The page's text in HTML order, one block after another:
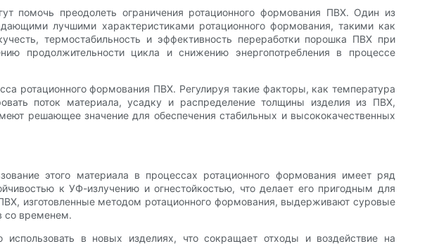
помочь преодолеть ограничения ротационного формования ПВХ. Один из
лучшими характеристиками ротационного формования, такими как
термостабильность и эффективность переработки порошка ПВХ при
продолжительности цикла и снижению энергопотребления в процессе
ротационного формования ПВХ. Регулируя такие факторы, как температура
поток материала, усадку и распределение толщины изделия из ПВХ,
решающее значение для обеспечения стабильных и высококачественных
этого материала в процессах ротационного формования имеет ряд
к УФ-излучению и огнестойкостью, что делает его пригодным для
изготовленные методом ротационного формования, выдерживают суровые
со временем.
в новых изделиях, что сокращает отходы и воздействие на